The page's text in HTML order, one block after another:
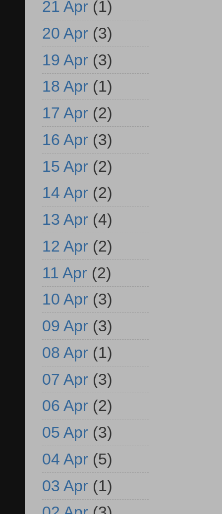
21 Apr (1)
20 Apr (3)
19 Apr (3)
18 Apr (1)
17 Apr (2)
16 Apr (3)
15 Apr (2)
14 Apr (2)
13 Apr (4)
12 Apr (2)
11 Apr (2)
10 Apr (3)
09 Apr (3)
08 Apr (1)
07 Apr (3)
06 Apr (2)
05 Apr (3)
04 Apr (5)
03 Apr (1)